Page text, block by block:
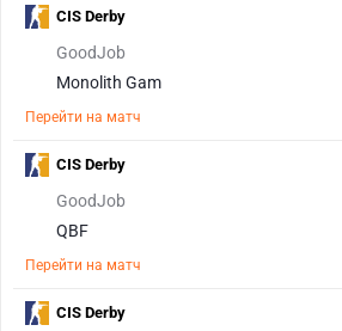
GoodJob
Monolith Gam
Перейти на матч
CIS Derby
GoodJob
QBF
Перейти на матч
CIS Derby
CIS Derby